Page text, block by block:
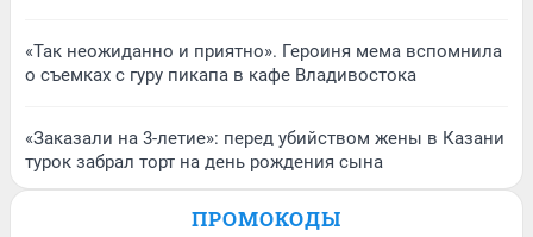
«Так неожиданно и приятно». Героиня мема вспомнила
о съемках с гуру пикапа в кафе Владивостока
«Заказали на 3-летие»: перед убийством жены в Казани
турок забрал торт на день рождения сына
ПРОМОКОДЫ